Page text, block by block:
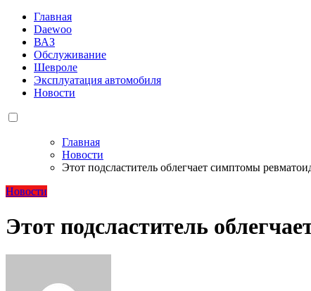
Главная
Daewoo
ВАЗ
Обслуживание
Шевроле
Эксплуатация автомобиля
Новости
Главная
Новости
Этот подсластитель облегчает симптомы
Новости
Этот подсластитель